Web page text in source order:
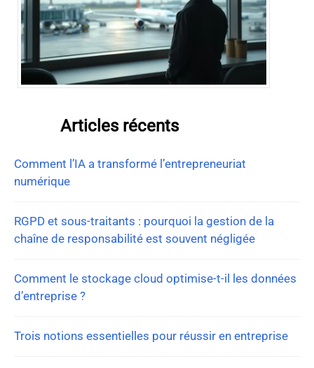
Articles récents
Comment l’IA a transformé l’entrepreneuriat
numérique
RGPD et sous-traitants : pourquoi la gestion de la
chaîne de responsabilité est souvent négligée
Comment le stockage cloud optimise-t-il les données
d’entreprise ?
Trois notions essentielles pour réussir en entreprise